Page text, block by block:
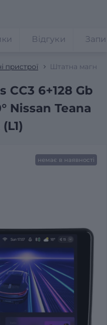
пристрої Штатна
CC3 6+128 Gb
Nissan Teana
Відгуки
немає в наявності